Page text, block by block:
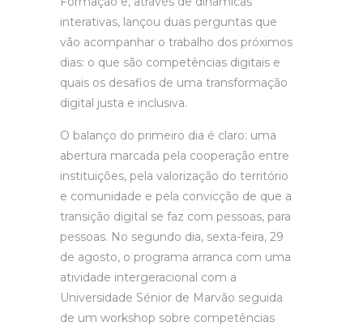
interativas, lançou duas perguntas que
vão acompanhar o trabalho dos próximos
dias: o que são competências digitais e
quais os desafios de uma transformação
digital justa e inclusiva.
O balanço do primeiro dia é claro: uma
abertura marcada pela cooperação entre
instituições, pela valorização do território
e comunidade e pela convicção de que a
transição digital se faz com pessoas, para
pessoas. No segundo dia, sexta-feira, 29
de agosto, o programa arranca com uma
atividade intergeracional com a
Universidade Sénior de Marvão seguida
de um workshop sobre competências